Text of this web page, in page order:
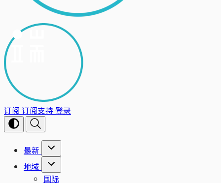
订阅 订阅支持登录
最新
地域
国际